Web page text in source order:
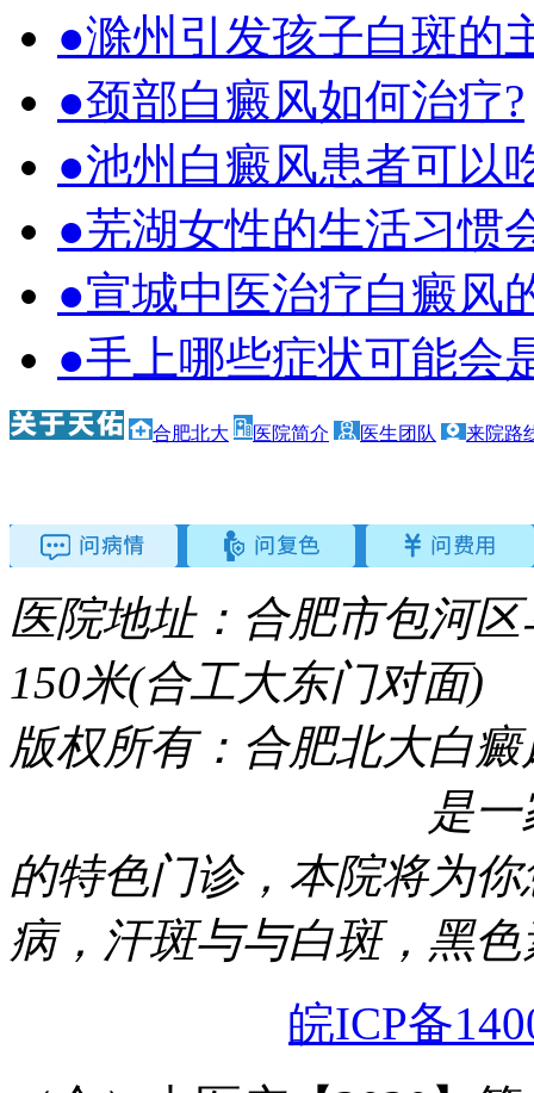
●滁州引发孩子白斑的
●颈部白癜风如何治疗?
●池州白癜风患者可以
●芜湖女性的生活习惯
●宣城中医治疗白癜风
●手上哪些症状可能会
合肥北大 医院简介 医生团队 来院路
医院地址：合肥市包河
150米(合工大东门对面)
版权所有：合肥北大白
是
的特色门诊，本院将为
病，汗斑与与白斑，黑
皖ICP备